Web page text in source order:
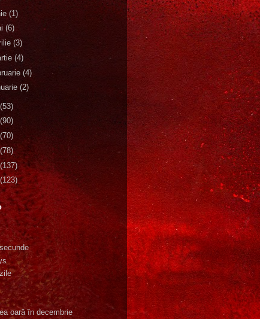
(1)
(6)
(3)
(4)
(4)
(2)
(53)
(90)
(70)
(78)
(137)
(123)
oară în decembrie